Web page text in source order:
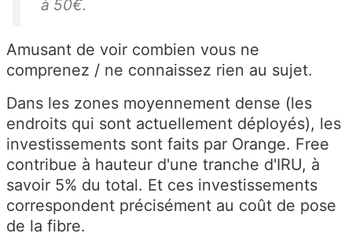
à 50€.
Amusant de voir combien vous ne
comprenez / ne connaissez rien au sujet.
Dans les zones moyennement dense (les
endroits qui sont actuellement déployés), les
investissements sont faits par Orange. Free
contribue à hauteur d'une tranche d'IRU, à
savoir 5% du total. Et ces investissements
correspondent précisément au coût de pose
de la fibre.